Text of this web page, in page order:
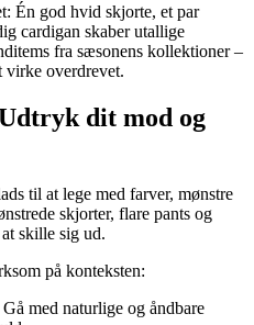
Én god hvid skjorte, et par
cardigan skaber utallige
fra sæsonens kollektioner –
virke overdrevet.
dit mod og
til at lege med farver, mønstre
skjorter, flare pants og
skille sig ud.
på konteksten:
med naturlige og åndbare